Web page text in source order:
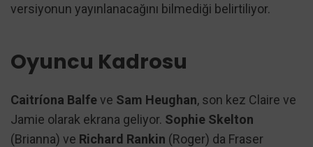
versiyonun yayınlanacağını bilmediği belirtiliyor.
Oyuncu Kadrosu
Caitríona Balfeve Sam Heughan, son kez Claire ve
Jamie olarak ekrana geliyor. Sophie Skelton
(Brianna) ve Richard Rankin (Roger) da Fraser